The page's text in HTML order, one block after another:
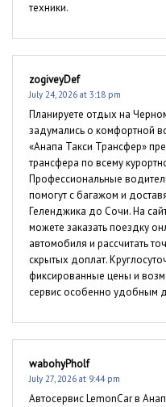
техники.
zogiveyDef
July 24, 2026 at 3:18 pm
Планируете отдых на
задумались о комфортной
«Анапа Такси Трансфер»
трансфера по всему
Профессиональные
помогут с багажом и
Геленджика до Сочи. На
можете заказать поездку
автомобиля и рассчитать
скрытых доплат.
фиксированные цены и
сервис особенно удобным
wabohyPholf
July 27, 2026 at 9:44 pm
Автосервис LemonCar в